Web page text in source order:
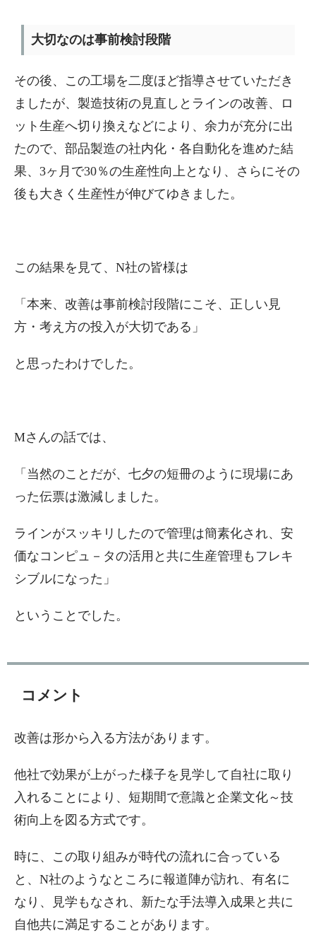
大切なのは事前検討段階
その後、この工場を二度ほど指導させていただき
ましたが、製造技術の見直しとラインの改善、ロ
ット生産へ切り換えなどにより、余力が充分に出
たので、部品製造の社内化・各自動化を進めた結
果、3ヶ月で30％の生産性向上となり、さらにその
後も大きく生産性が伸びてゆきました。
この結果を見て、N社の皆様は
「本来、改善は事前検討段階にこそ、正しい見
方・考え方の投入が大切である」
と思ったわけでした。
Mさんの話では、
「当然のことだが、七夕の短冊のように現場にあ
った伝票は激減しました。
ラインがスッキリしたので管理は簡素化され、安
価なコンピュ－タの活用と共に生産管理もフレキ
シブルになった」
ということでした。
コメント
改善は形から入る方法があります。
他社で効果が上がった様子を見学して自社に取り
入れることにより、短期間で意識と企業文化～技
術向上を図る方式です。
時に、この取り組みが時代の流れに合っている
と、N社のようなところに報道陣が訪れ、有名に
なり、見学もなされ、新たな手法導入成果と共に
自他共に満足することがあります。